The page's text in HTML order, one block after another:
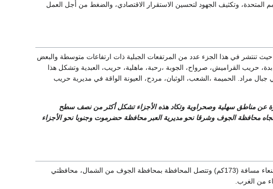
المتحدة، وتكثيف الجهود لتحسين الاستقرار الاقتصادي، والضغط من أجل العمل
تنتشر في هذا الجزء عدد من المرتفعات الجبلية ذات ارتفاعات متوسطة والبعض
حريب القراميش، صرواح، الجوبة ،رحبة، ماهلية، حريب، العبدية وتشكل هذا
مراد. الحميمة ،الشعب، الوثبان، مردح، العيونة الواقة في مديرية حريب
عن مناطق سهلية وصحراوية وتكاد هذه الأجزاء تشكل أكثر من نصف سطح
محافظة الجوف وشرقا نحو مديرية العبر محافظة حضرموت وجنوبا نحو الأجزاء
، تبعد عن العاصمة صنعاء مسافة (173كم) وتتصل المحافظة بمحافظة الجوف من الشمال، محافظتي
من الغرب.